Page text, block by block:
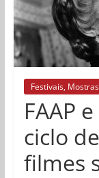
Festivais,
FAAP
ciclo
filmes